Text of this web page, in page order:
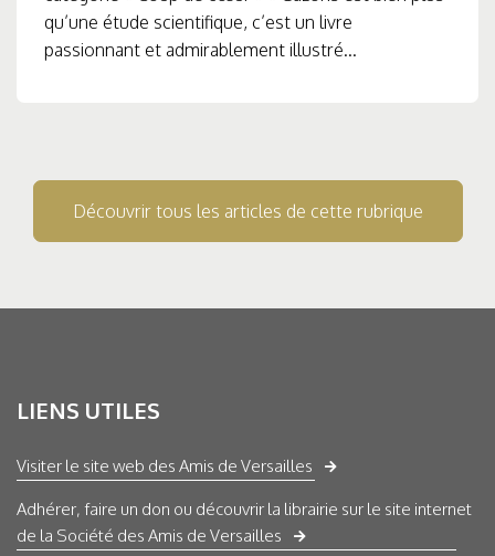
qu’une étude scientifique, c’est un livre
passionnant et admirablement illustré...
Découvrir tous les articles de cette rubrique
LIENS UTILES
Visiter le site web des Amis de Versailles
Adhérer, faire un don ou découvrir la librairie sur le site internet
de la Société des Amis de Versailles